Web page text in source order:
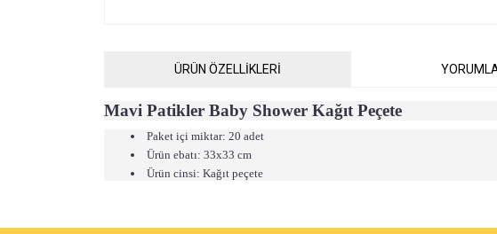
ÜRÜN ÖZELLİKLERİ
Mavi Patikler Baby Shower Kağıt Peçete
Paket içi miktar: 20 adet
Ürün ebatı: 33x33 cm
Ürün cinsi: Kağıt peçete